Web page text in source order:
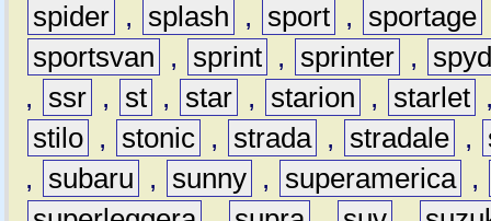
spider , splash , sport , sportage
sportsvan
, sprint , sprinter ,
,
ssr , st , star , starion , starlet
stilo , stonic , strada , stradale ,
,
subaru , sunny , superamerica ,